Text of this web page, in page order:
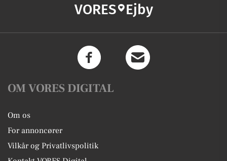
VORES Ejby
OM VORES DIGITAL
Om os
For annoncører
Vilkår og Privatlivspolitik